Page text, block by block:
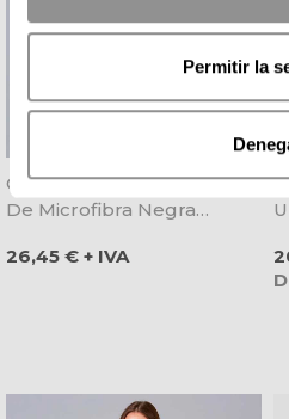
Permitir la
Chaqueta Laboral Hombre
De Microfibra Negra
Precio
26,45 € + IVA